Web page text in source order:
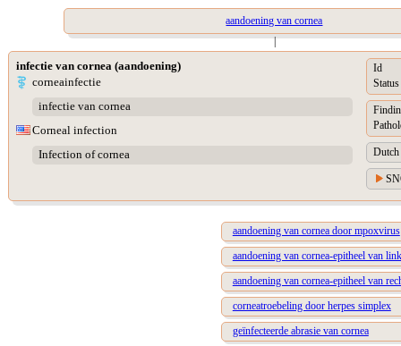
aandoening van cornea
|
infectie van cornea (aandoening)
corneainfectie
infectie van cornea
Corneal infection
Infection of cornea
Id
Status
Dutch
aandoening van cornea door mpoxvirus
aandoening van cornea-epitheel van
aandoening van cornea-epitheel van
corneatroebeling door herpes simplex
geïnfecteerde abrasie van cornea